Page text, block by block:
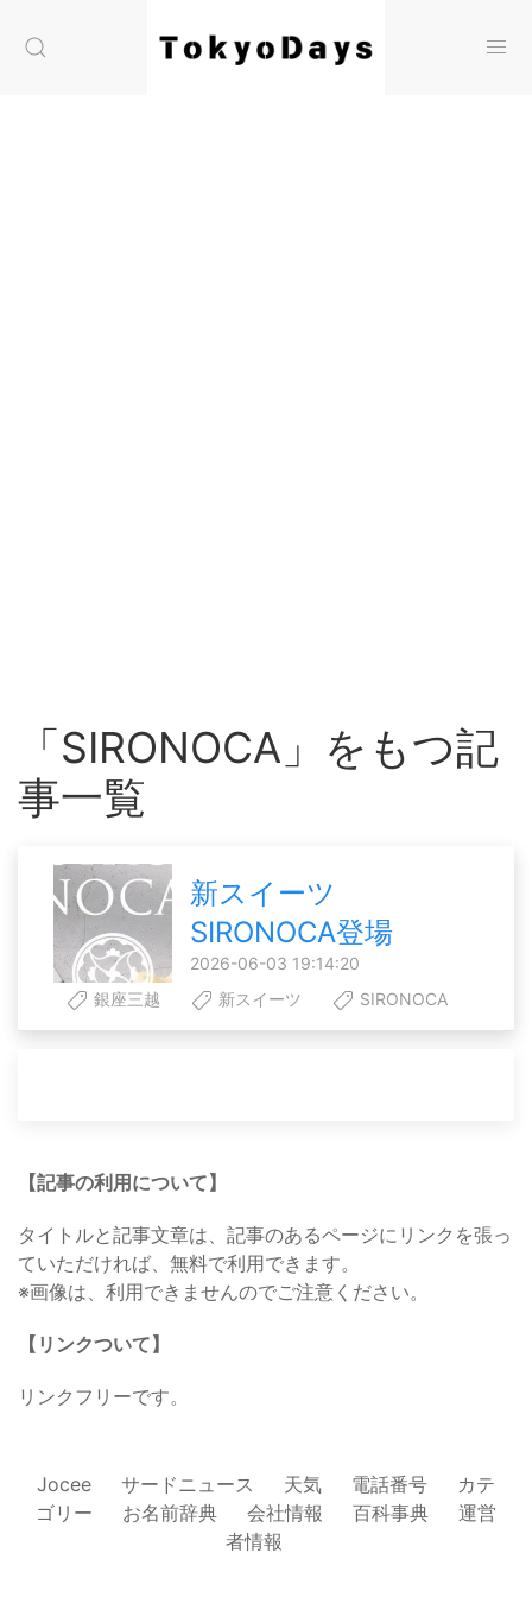
「SIRONOCA」をもつ記
事一覧
新スイーツ
SIRONOCA登場
2026-06-03 19:14:20
銀座三越
新スイーツ SIRONOCA
【記事の利用について】
タイトルと記事文章は、記事のあるページにリンクを張っ
ていただければ、無料で利用できます。
※画像は、利用できませんのでご注意ください。
【リンクついて】
リンクフリーです。
Jocee サードニュース 天気 電話番号
カテ
ゴリー
お名前辞典 会社情報 百科事典
運営
者情報